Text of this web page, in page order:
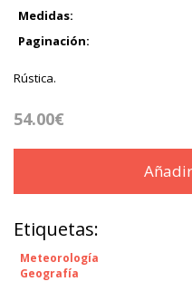
Medidas:
Paginación:
Rústica.
54.00€
Etiquetas:
Meteorología
Geografía